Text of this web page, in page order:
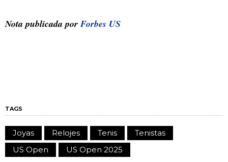
Nota publicada porForbes US
TAGS
Joyas Relojes Tenis
Tenistas
US Open
US Open 2025